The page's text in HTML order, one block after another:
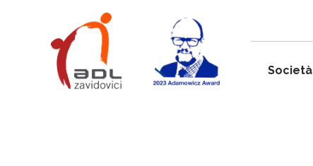
Società